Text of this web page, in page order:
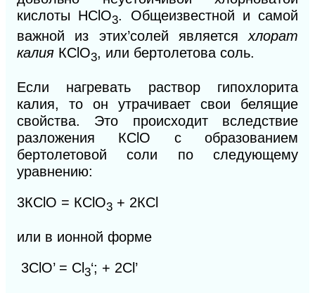
кислоты НСlO3. Общеизвестной и самой
важной из этих’солей являетсяхлорат
калия КСlO3, или бертолетова соль.
Если нагревать раствор гипохлорита
калия, то он утрачивает свои белящие
свойства. Это происходит вследствие
разложения КСlO с образованием
бертолетовой соли по следующему
уравнению:
3КСlO = КСlO3 + 2КСl
или в ионной форме
3СlO’ = Cl 3‘; + 2Сl’